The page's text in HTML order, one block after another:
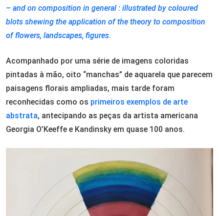
– and on composition in general : illustrated by coloured
blots shewing the application of the theory to composition
of flowers, landscapes, figures.
Acompanhado por uma série de imagens coloridas
pintadas à mão, oito “manchas” de aquarela que parecem
paisagens florais ampliadas, mais tarde foram
reconhecidas como os primeiros exemplos de arte
abstrata, antecipando as peças da artista americana
Georgia O’Keeffe e Kandinsky em quase 100 anos.